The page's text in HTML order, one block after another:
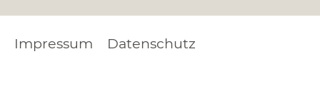
FOOTER
Impressum Datenschutz